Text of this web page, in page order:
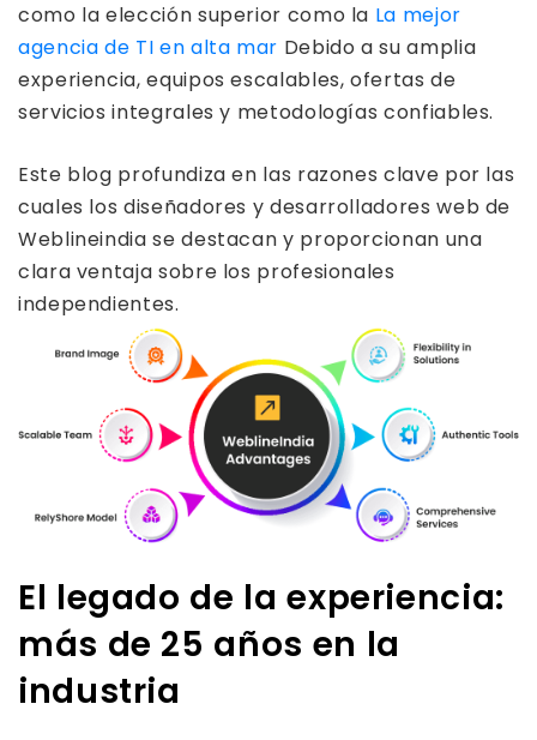
como la elección superior como la La mejor
agencia de TI en alta mar Debido a su amplia
experiencia, equipos escalables, ofertas de
servicios integrales y metodologías confiables.
Este blog profundiza en las razones clave por las
cuales los diseñadores y desarrolladores web de
Weblineindia se destacan y proporcionan una
clara ventaja sobre los profesionales
independientes.
El legado de la experiencia:
más de 25 años en la
industria